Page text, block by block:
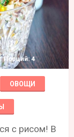
Порций: 4
ОВОЩИ
с рисом! В